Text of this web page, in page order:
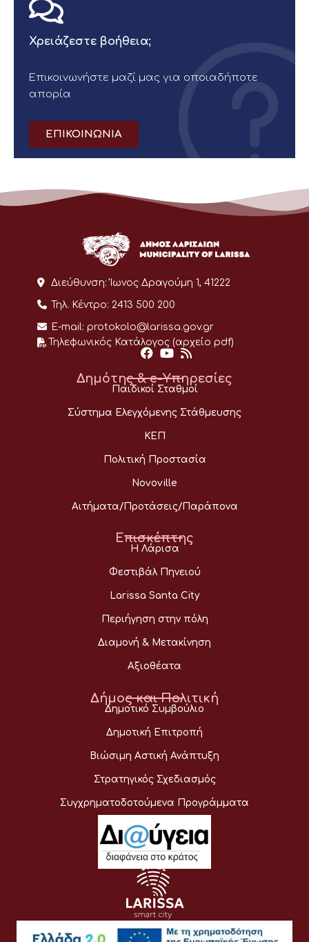
Χρειάζεστε βοήθεια;
Επικοινωνήστε μαζί μας για οποιαδήποτε
απορία
ΕΠΙΚΟΙΝΩΝΙΑ
Διεύθυνση: Ίωνος Δραγούμη 1, 41222
Τηλ. Κέντρο: 2413 500 200
E-mail: protokolo@larissa.gov.gr
Τηλεφωνικός Κατάλογος (αρχείο pdf)
Δημότης & e-Υπηρεσίες
Παιδικοί Σταθμοί
Σύστημα Ελεγχόμενης Στάθμευσης
ΚΕΠ
Πολιτική Προστασία
Novoville
Αιτήματα/Προτάσεις/Παράπονα
Επισκέπτης
Η Λάρισα
Φεστιβάλ Πηνειού
Larissa Santa City
Περιήγηση στην πόλη
Διαμονή & Μετακίνηση
Αξιοθέατα
Δήμος και Πολιτική
Δημοτικό Συμβούλιο
Δημοτική Επιτροπή
Βιώσιμη Αστική Ανάπτυξη
Στρατηγικός Σχεδιασμός
Συγχρηματοδοτούμενα Προγράμματα